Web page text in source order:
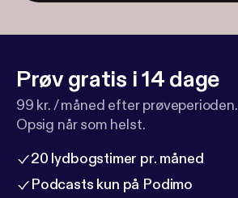
Prøv gratis i 14 dage
99 kr. / måned efter prøveperioden.
Opsig når som helst.
20 lydbogstimer pr. måned
Podcasts kun på Podimo